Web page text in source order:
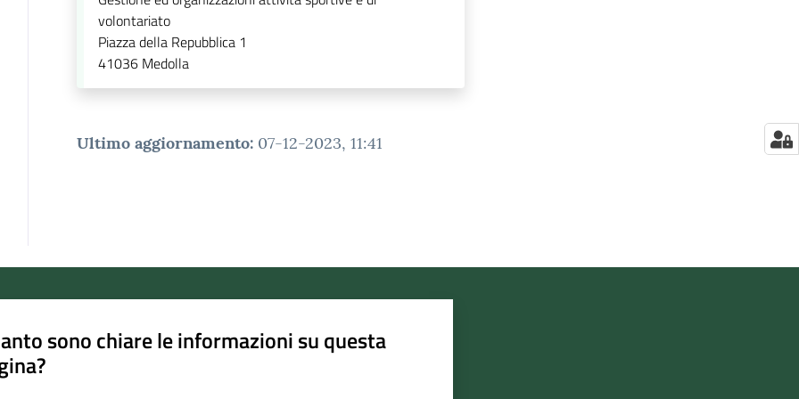
volontariato
Piazza della Repubblica 1
41036 Medolla
Ultimo aggiornamento: 07-12-2023, 11:41
sono chiare le informazioni su questa